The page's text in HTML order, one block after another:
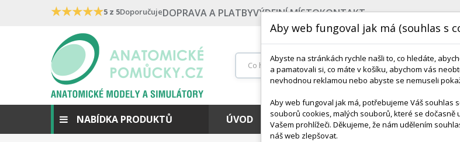
★★★★★5 z 5DoporučujeDOPRAVA A PLATBYVÝDEJNÍ MÍSTOKONTAKT
NABÍDKA PRODUKTŮ ÚVOD NEJPRODÁVANĚJŠÍ VÝCHOVA KE
Aby web fungoval jak má (souhlas s
Abyste na stránkách rychle našli to, co hledáte,
a pamatovali si, co máte v košíku, abychom vás
nevhodnou reklamou nebo abyste se nemuseli
Aby web fungoval jak má, potřebujeme Váš souhlas
souborů cookies, malých souborů, které se dočasně
Vašem prohlížeči. Děkujeme, že nám udělením
náš web zlepšovat.